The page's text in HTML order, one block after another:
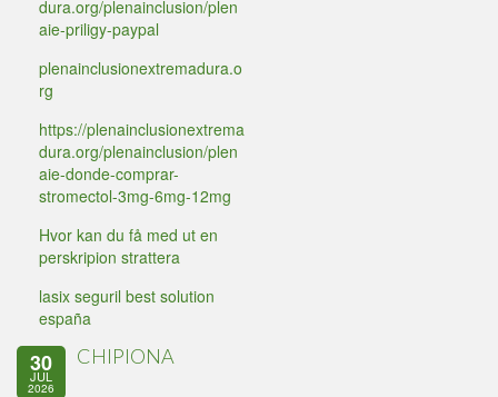
dura.org/plenainclusion/plen
aie-priligy-paypal
plenainclusionextremadura.o
rg
https://plenainclusionextrema
dura.org/plenainclusion/plen
aie-donde-comprar-
stromectol-3mg-6mg-12mg
Hvor kan du få med ut en
perskripion strattera
lasix seguril best solution
españa
30
JUL
2026
CHIPIONA